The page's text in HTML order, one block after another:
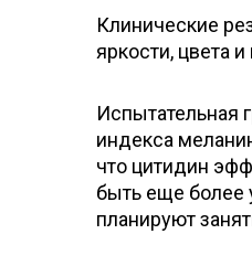
Клинические
яркости, цвета
Испытательная
индекса
что цитидин
быть еще более
планируют